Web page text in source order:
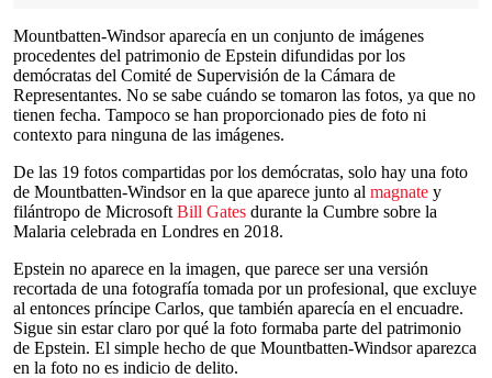
Mountbatten-Windsor aparecía en un conjunto de imágenes
procedentes del patrimonio de Epstein difundidas por los
demócratas del Comité de Supervisión de la Cámara de
Representantes. No se sabe cuándo se tomaron las fotos, ya que no
tienen fecha. Tampoco se han proporcionado pies de foto ni
contexto para ninguna de las imágenes.
De las 19 fotos compartidas por los demócratas, solo hay una foto
de Mountbatten-Windsor en la que aparece junto al magnate y
filántropo de Microsoft Bill Gates durante la Cumbre sobre la
Malaria celebrada en Londres en 2018.
Epstein no aparece en la imagen, que parece ser una versión
recortada de una fotografía tomada por un profesional, que excluye
al entonces príncipe Carlos, que también aparecía en el encuadre.
Sigue sin estar claro por qué la foto formaba parte del patrimonio
de Epstein. El simple hecho de que Mountbatten-Windsor aparezca
en la foto no es indicio de delito.